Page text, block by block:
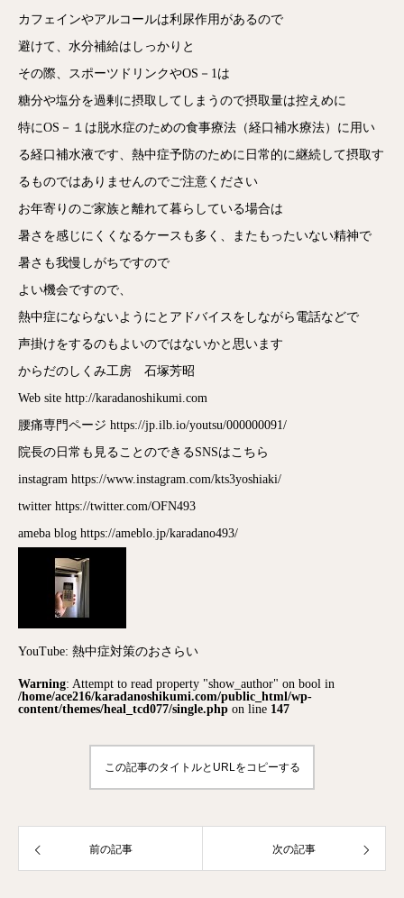
カフェインやアルコールは利尿作用があるので
避けて、水分補給はしっかりと
その際、スポーツドリンクやOS－1は
糖分や塩分を過剰に摂取してしまうので摂取量は控えめに
特にOS－１は脱水症のための食事療法（経口補水療法）に用い
る経口補水液です、熱中症予防のために日常的に継続して摂取す
るものではありませんのでご注意ください
お年寄りのご家族と離れて暮らしている場合は
暑さを感じにくくなるケースも多く、またもったいない精神で
暑さも我慢しがちですので
よい機会ですので、
熱中症にならないようにとアドバイスをしながら電話などで
声掛けをするのもよいのではないかと思います
からだのしくみ工房 石塚芳昭
Web site http://karadanoshikumi.com
腰痛専門ページ https://jp.ilb.io/youtsu/000000091/
院長の日常も見ることのできるSNSはこちら
instagram https://www.instagram.com/kts3yoshiaki/
twitter https://twitter.com/OFN493
ameba blog https://ameblo.jp/karadano493/
YouTube: 熱中症対策のおさらい
Warning: Attempt to read property "show_author" on bool in
/home/ace216/karadanoshikumi.com/public_html/wp-
content/themes/heal_tcd077/single.php on line 147
この記事のタイトルとURLをコピーする
前の記事 次の記事